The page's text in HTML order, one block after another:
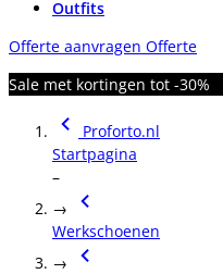
Outfits
Offerte aanvragen Offerte
Sale met kortingen tot -30%
Proforto.nl
Startpagina
–
→
Werkschoenen
→